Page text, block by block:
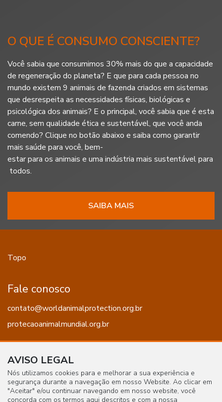
O QUE É CONSUMO CONSCIENTE?
Você sabia que consumimos 30% mais do que a capacidade
de regeneração do planeta? E que para cada pessoa no
mundo existem 9 animais de fazenda criados em sistemas
que desrespeita as necessidades físicas, biológicas e
psicológica dos animais? E o principal, você sabia que é esta
carne, sem qualidade ética e sustentável, que você anda
comendo? Clique no botão abaixo e saiba como garantir
mais saúde para você, bem-
estar para os animais e uma indústria mais sustentável para
todos.
SAIBA MAIS
AVISO LEGAL
Nós utilizamos cookies para e melhorar a sua experiência e
segurança durante a navegação em nosso Website. Ao clicar em
"Aceitar" e/ou continuar navegando em nosso website, você
concorda com os termos aqui descritos e com a nossa
Topo
Fale conosco
contato@worldanimalprotection.org.br
protecaoanimalmundial.org.br
Siga a gente!